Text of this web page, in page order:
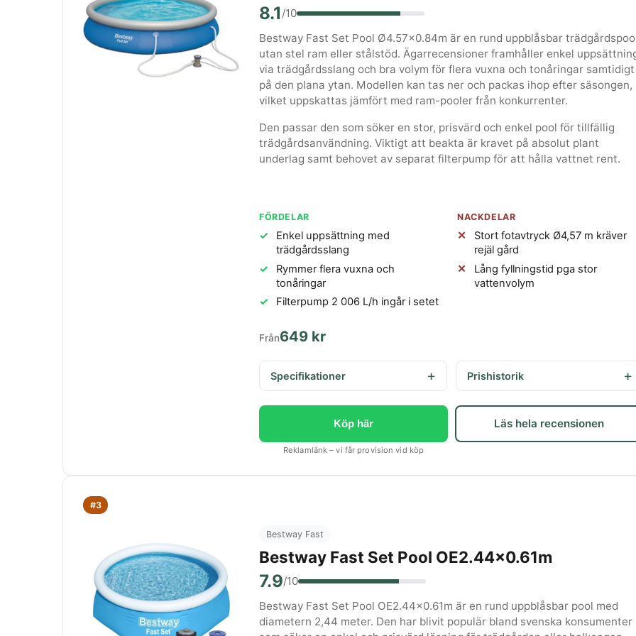
8.1 /10
Bestway Fast Set Pool Ø4.57x0.84m är en rund uppblåsbar
utan stel ram eller stålstöd. Ägarrecensioner framhåller enkel
via trädgårdsslang och bra volym för flera vuxna och tonåringar samtidigt
på den plana ytan. Modellen kan tas ner och packas ihop efter säsongen,
vilket uppskattas jämfört med ram-pooler från konkurrenter.
Den passar den som söker en stor, prisvärd och enkel pool för tillfällig
trädgårdsanvändning. Viktigt att beakta är kravet på absolut plant
underlag samt behovet av separat filterpump för att hålla vattnet rent.
FÖRDELAR
Enkel uppsättning med
trädgårdsslang
Rymmer flera vuxna och
tonåringar
Filterpump 2 006 L/h ingår i setet
NACKDELAR
Stort fotavtryck Ø4,57 m kräver
rejäl gård
Lång fyllningstid pga stor
vattenvolym
Från649 kr
Specifikationer Prishistorik
Köp här
Reklamlänk – vi får provision vid köp
Läs hela recensionen
#3
Bestway Fast
Bestway Fast Set Pool OE2.44x0.61m
7.9/10
Bestway Fast Set Pool OE2.44x0.61m är en rund uppblåsbar pool med
diametern 2,44 meter. Den har blivit populär bland svenska konsumenter